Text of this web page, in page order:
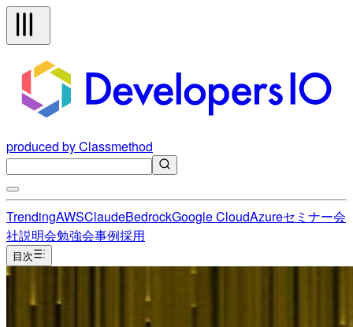
produced by Classmethod
TrendingAWSClaudeBedrockGoogle CloudAzureセミナー会
社説明会勉強会事例採用
目次